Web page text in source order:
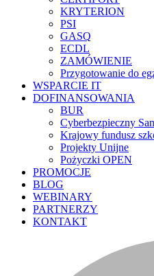
KRYTERION
PSI
GASQ
ECDL
ZAMÓWIENIE
Przygotowanie do
WSPARCIE IT
DOFINANSOWANIA
BUR
Cyberbezpieczny
Krajowy fundusz
Projekty Unijne
Pożyczki OPEN
PROMOCJE
BLOG
WEBINARY
PARTNERZY
KONTAKT